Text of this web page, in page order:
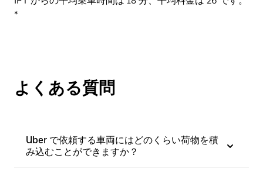
*
よくある質問
Uber で依頼する車両にはどのくらい荷物を積
み込むことができますか？